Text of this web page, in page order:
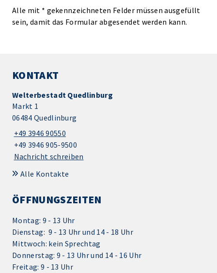
Alle mit * gekennzeichneten Felder müssen ausgefüllt
sein, damit das Formular abgesendet werden kann.
KONTAKT
Welterbestadt Quedlinburg
Markt 1
06484 Quedlinburg
+49 3946 90550
+49 3946 905-9500
Nachricht schreiben
Alle Kontakte
ÖFFNUNGSZEITEN
Montag: 9 - 13 Uhr
Dienstag: 9 - 13 Uhr und 14 - 18 Uhr
Mittwoch: kein Sprechtag
Donnerstag: 9 - 13 Uhr und 14 - 16 Uhr
Freitag: 9 - 13 Uhr